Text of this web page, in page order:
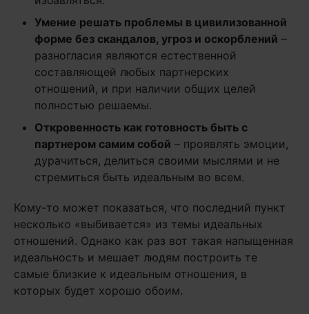
Умение решать проблемы в цивилизованной
форме без скандалов, угроз и оскорблений –
разногласия являются естественной
составляющей любых партнерских
отношений, и при наличии общих целей
полностью решаемы.
Откровенность как готовность быть с
партнером самим собой – проявлять эмоции,
дурачиться, делиться своими мыслями и не
стремиться быть идеальным во всем.
Кому-то может показаться, что последний пункт
несколько «выбивается» из темы идеальных
отношений. Однако как раз вот такая напыщенная
идеальность и мешает людям построить те
самые близкие к идеальным отношения, в
которых будет хорошо обоим.